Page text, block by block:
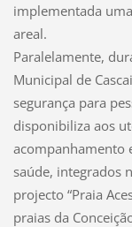
implementada
areal.
Paralelamente,
Municipal de
segurança para
disponibiliza aos
acompanhamento
saúde, integrados
projecto “Praia
praias da